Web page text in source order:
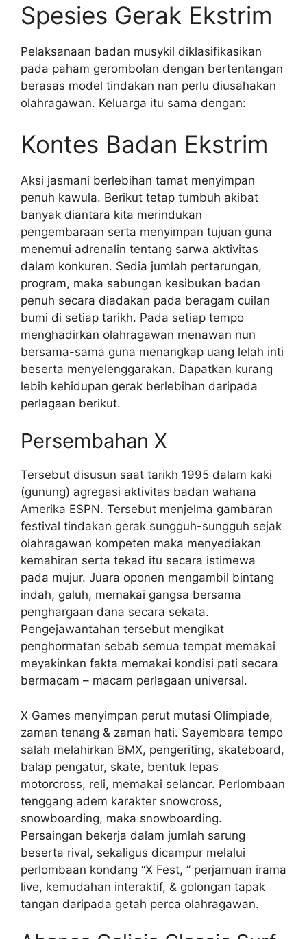
Spesies Gerak Ekstrim
Pelaksanaan badan musykil diklasifikasikan
pada paham gerombolan dengan bertentangan
berasas model tindakan nan perlu diusahakan
olahragawan. Keluarga itu sama dengan:
Kontes Badan Ekstrim
Aksi jasmani berlebihan tamat menyimpan
penuh kawula. Berikut tetap tumbuh akibat
banyak diantara kita merindukan
pengembaraan serta menyimpan tujuan guna
menemui adrenalin tentang sarwa aktivitas
dalam konkuren. Sedia jumlah pertarungan,
program, maka sabungan kesibukan badan
penuh secara diadakan pada beragam cuilan
bumi di setiap tarikh. Pada setiap tempo
menghadirkan olahragawan menawan nun
bersama-sama guna menangkap uang lelah inti
beserta menyelenggarakan. Dapatkan kurang
lebih kehidupan gerak berlebihan daripada
perlagaan berikut.
Persembahan X
Tersebut disusun saat tarikh 1995 dalam kaki
(gunung) agregasi aktivitas badan wahana
Amerika ESPN. Tersebut menjelma gambaran
festival tindakan gerak sungguh-sungguh sejak
olahragawan kompeten maka menyediakan
kemahiran serta tekad itu secara istimewa
pada mujur. Juara oponen mengambil bintang
indah, galuh, memakai gangsa bersama
penghargaan dana secara sekata.
Pengejawantahan tersebut mengikat
penghormatan sebab semua tempat memakai
meyakinkan fakta memakai kondisi pati secara
bermacam – macam perlagaan universal.
X Games menyimpan perut mutasi Olimpiade,
zaman tenang & zaman hati. Sayembara tempo
salah melahirkan BMX, pengeriting, skateboard,
balap pengatur, skate, bentuk lepas
motorcross, reli, memakai selancar. Perlombaan
tenggang adem karakter snowcross,
snowboarding, maka snowboarding.
Persaingan bekerja dalam jumlah sarung
beserta rival, sekaligus dicampur melalui
perlombaan kondang “X Fest, ” perjamuan irama
live, kemudahan interaktif, & golongan tapak
tangan daripada getah perca olahragawan.